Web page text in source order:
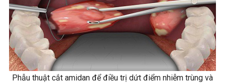
Phẫu thuật cắt amidan để điều trị dứt điểm nhiễm trùng và